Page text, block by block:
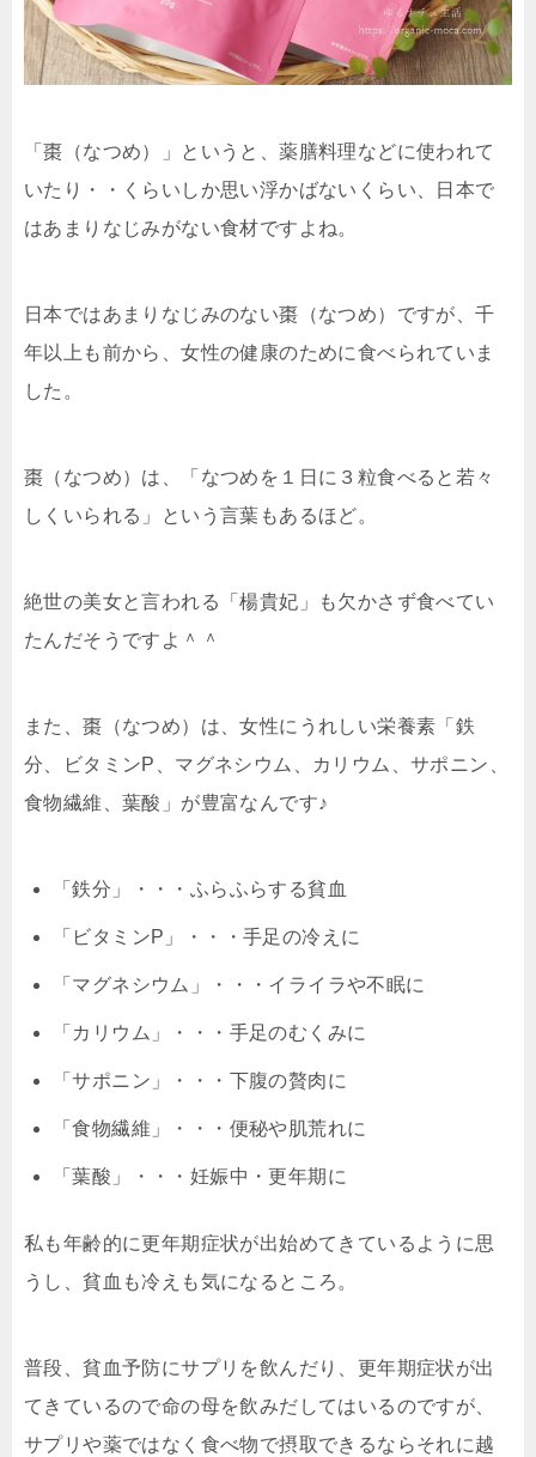
「棗（なつめ）」というと、薬膳料理などに使われて
いたり・・くらいしか思い浮かばないくらい、日本で
はあまりなじみがない食材ですよね。
日本ではあまりなじみのない棗（なつめ）ですが、千
年以上も前から、女性の健康のために食べられていま
した。
棗（なつめ）は、「なつめを１日に３粒食べると若々
しくいられる」という言葉もあるほど。
絶世の美女と言われる「楊貴妃」も欠かさず食べてい
たんだそうですよ＾＾
また、棗（なつめ）は、女性にうれしい栄養素「 鉄
分、ビタミンP、マグネシウム、カリウム、サポニン、
食物繊維、葉酸 」が豊富なんです♪
「鉄分」・・・ふらふらする貧血
「ビタミンP」・・・手足の冷えに
「マグネシウム」・・・イライラや不眠に
「カリウム」・・・手足のむくみに
「サポニン」・・・下腹の贅肉に
「食物繊維」・・・便秘や肌荒れに
「葉酸」・・・妊娠中・更年期に
私も年齢的に更年期症状が出始めてきているように思
うし、貧血も冷えも気になるところ。
普段、貧血予防にサプリを飲んだり、更年期症状が出
てきているので命の母を飲みだしてはいるのですが、
サプリや薬ではなく食べ物で摂取できるならそれに越